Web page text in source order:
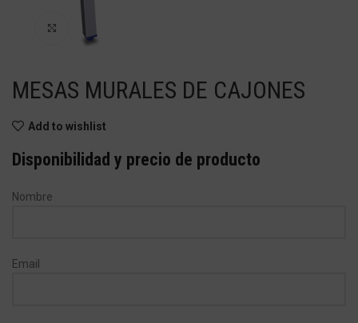
Haga Click para agrandar
MESAS MURALES DE CAJONES
Add to wishlist
Disponibilidad y precio de producto
Nombre
Email